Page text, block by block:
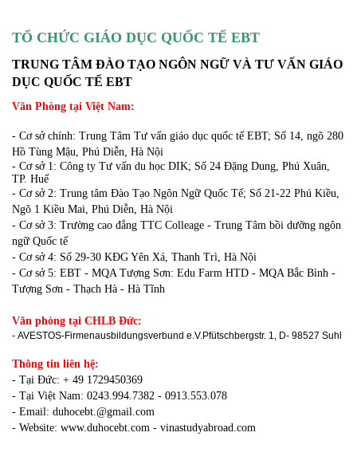
TỔ CHỨC GIÁO DỤC QUỐC TẾ EBT
TRUNG TÂM ĐÀO TẠO NGÔN NGỮ VÀ TƯ VẤN GIÁO
DỤC QUỐC TẾ EBT
Văn Phòng tại Việt Nam:
- Cơ sở chính: Trung Tâm Tư vấn giáo dục quốc tế EBT; Số 14, ngõ 280
Hồ Tùng Mậu, Phú Diễn, Hà Nội
- Cơ sở 1: Công ty Tư vấn du học DIK; Số 24 Đặng Dung, Phú Xuân,
TP. Huế
- Cơ sở 2: Trung tâm Đào Tạo Ngôn Ngữ Quốc Tế; Số 21-22 Phú Kiều,
Ngõ 1 Kiều Mai, Phú Diễn, Hà Nội
- Cơ sở 3: Trường cao đẳng TTC Colleage - Trung Tâm bồi dưỡng ngôn
ngữ Quốc tế
- Cơ sở 4: Số 29-30 KĐG Yên Xá, Thanh Trì, Hà Nội
- Cơ sở 5: EBT - MQA Tượng Sơn: Edu Farm HTD - MQA Bắc Bình -
Tượng Sơn - Thạch Hà - Hà Tĩnh
Văn phòng tại CHLB Đức:
- AVESTOS-Firmenausbildungsverbund e.V.Pfütschbergstr. 1, D- 98527 Suhl
Thông tin liên hệ:
- Tại Đức: + 49 1729450369
- Tại Việt Nam: 0243.994.7382 - 0913.553.078
- Email: duhocebt.@gmail.com
- Website: www.duhocebt.com - vinastudyabroad.com